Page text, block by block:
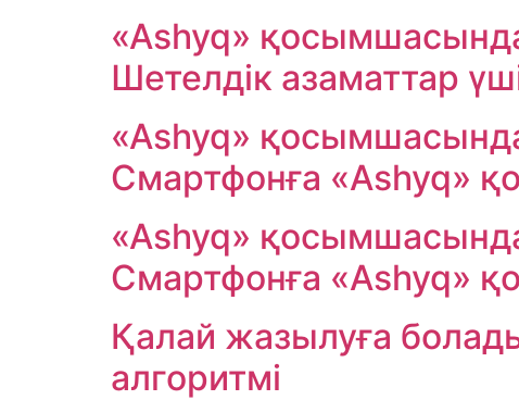
«Ashyq»
Шетелдік азаматтар
«Ashyq»
Смартфонға «Ashyq»
«Ashyq»
Смартфонға «Ashyq»
Қалай жазылуға
алгоритмі